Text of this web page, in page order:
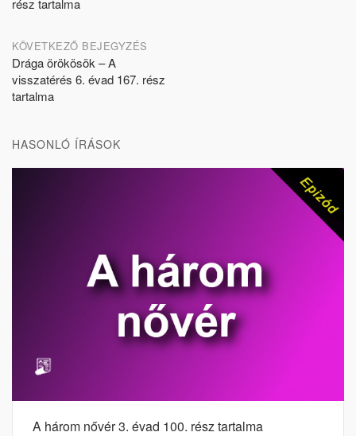
navigation
rész tartalma
KÖVETKEZŐ BEJEGYZÉS
Drága örökösök – A
visszatérés 6. évad 167. rész
tartalma
HASONLÓ ÍRÁSOK
A három nővér 3. évad 100. rész tartalma